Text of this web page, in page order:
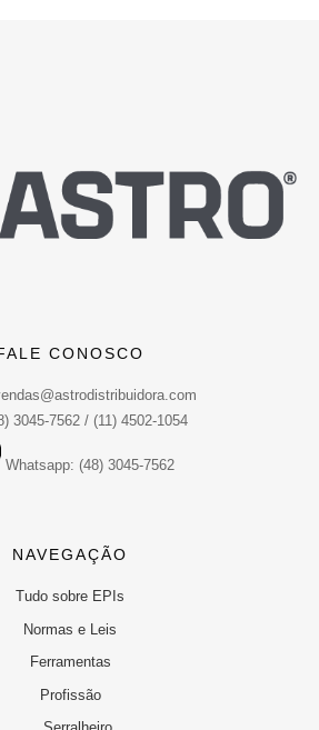
CONOSCO
3045-7562 / (11) 4502-1054
Whatsapp: (48) 3045-7562
NAVEGAÇÃO
Tudo sobre EPIs
Normas e Leis
Ferramentas
Profissão